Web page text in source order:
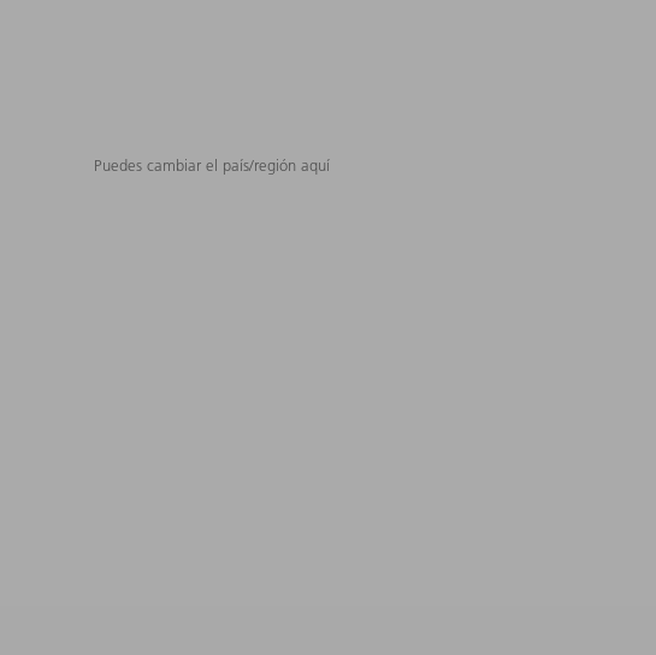
Puedes cambiar el país/región aquí